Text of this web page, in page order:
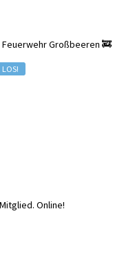
Großbeeren 🚒
LOS!
Online!